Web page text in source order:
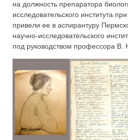
на должность препаратора
исследовательского института
привели ее в аспирантуру
научно-исследовательского
под руководством профессора В.